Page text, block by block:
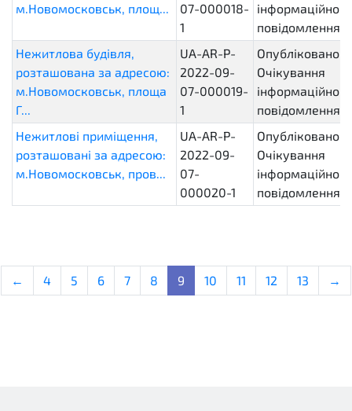
м.Новомосковськ, площ...
07-000018-
1
інформаційного
повідомлення
Нежитлова будівля,
розташована за адресою:
м.Новомосковськ, площа
Г...
UA-AR-P-
2022-09-
07-000019-
1
Опубліковано.
Очікування
інформаційного
повідомлення
Нежитлові приміщення,
розташовані за адресою:
м.Новомосковськ, пров...
UA-AR-P-
2022-09-
07-
000020-1
Опубліковано.
Очікування
інформаційного
повідомлення
← 4 5 6 7 8 9 10 11 12 13 →